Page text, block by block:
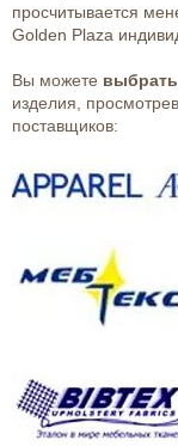
просчитывается
Golden Plaza
Вы можете
изделия,
поставщиков: